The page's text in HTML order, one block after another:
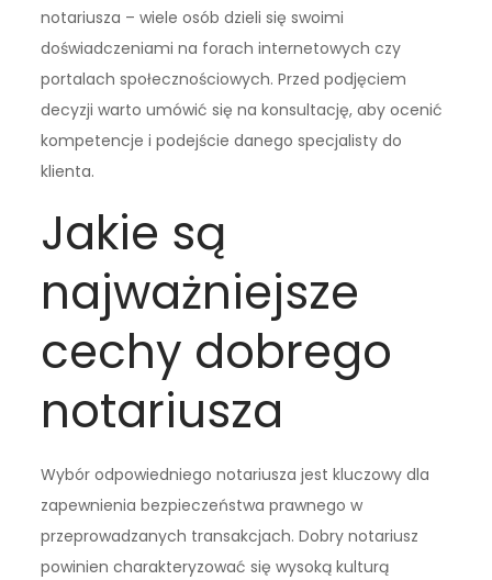
notariusza – wiele osób dzieli się swoimi
doświadczeniami na forach internetowych czy
portalach społecznościowych. Przed podjęciem
decyzji warto umówić się na konsultację, aby ocenić
kompetencje i podejście danego specjalisty do
klienta.
Jakie są
najważniejsze
cechy dobrego
notariusza
Wybór odpowiedniego notariusza jest kluczowy dla
zapewnienia bezpieczeństwa prawnego w
przeprowadzanych transakcjach. Dobry notariusz
powinien charakteryzować się wysoką kulturą